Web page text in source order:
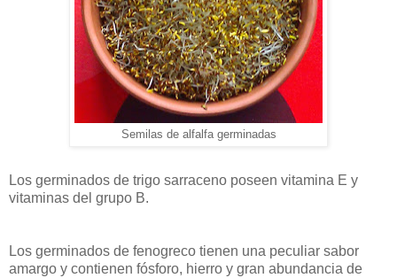
Semilas de alfalfa germinadas
Los germinados de trigo sarraceno poseen vitamina E y
vitaminas del grupo B.
Los germinados de fenogreco tienen una peculiar sabor
amargo y contienen fósforo, hierro y gran abundancia de